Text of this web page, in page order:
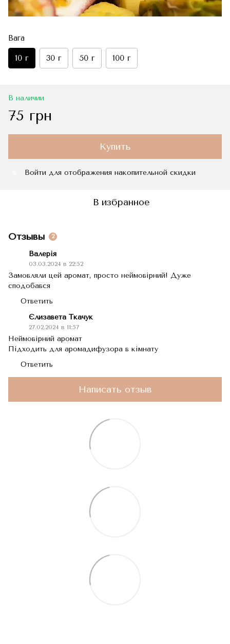
Вага
10 г 30 г 50 г 100 г
В наличии
75 грн
Купить
Войти для отображения накопительной скидки
В избранное
Отзывы 2
Валерія
03.03.2024 в 22:52
Замовляли цей аромат, просто неймовірний! Дуже
сподобався
Ответить
Єлизавета Ткачук
27.02.2024 в 11:57
Неймовірний аромат
Підходить для аромадифузора в кімнату
Ответить
Написать отзыв